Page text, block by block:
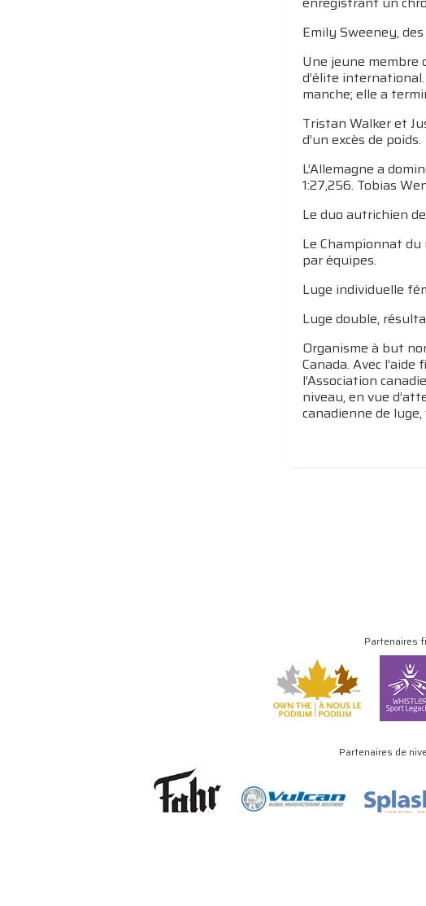
Emily Sweeney,
Une jeune membre
d’élite
manche; elle a
Tristan Walker et
d’un excès de poids.
L’Allemagne a
1:27,256. Tobias
Le duo autrichien
Le Championnat
par équipes.
Luge individuelle
Luge double,
Organisme à but
Canada. Avec
l’Association
niveau, en vue
canadienne de
Partenaires
Partenaires de